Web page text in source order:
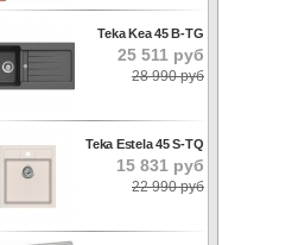
Teka Kea 45 B-TG
25 511 руб
28 990 руб
Teka Estela 45 S-TQ
15 831 руб
22 990 руб